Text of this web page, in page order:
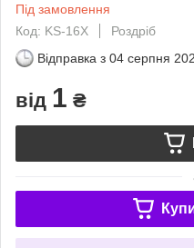
Під замовлення
Код: KS-16X
Роздріб
Відправка з 04 серпня
від 1 ₴